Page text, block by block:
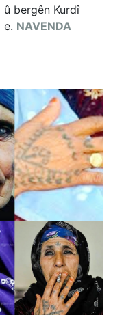
bergên Kurdî
e. NAVENDA